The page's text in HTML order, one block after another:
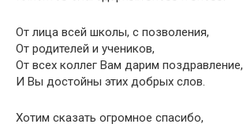
От лица всей школы, с позволения,
От родителей и учеников,
От всех коллег Вам дарим поздравление,
И Вы достойны этих добрых слов.
Хотим сказать огромное спасибо,